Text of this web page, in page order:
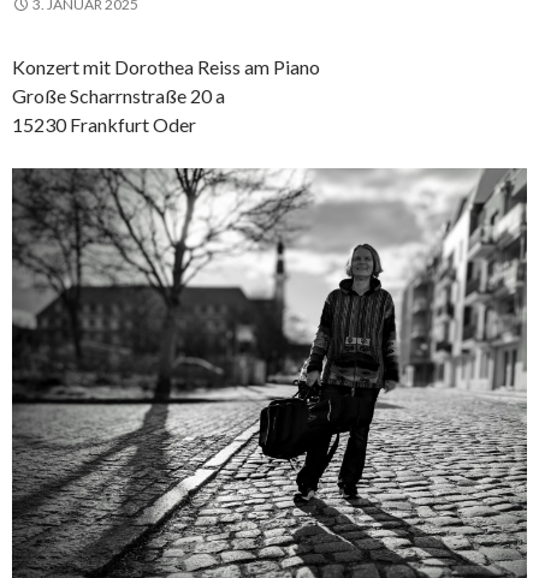
3. JANUAR 2025
Konzert mit Dorothea Reiss am Piano
Große Scharrnstraße 20 a
15230 Frankfurt Oder